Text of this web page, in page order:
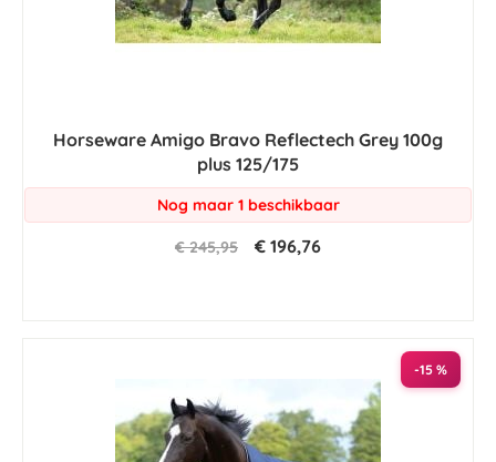
Horseware Amigo Bravo Reflectech Grey 100g
plus 125/175
Nog maar 1 beschikbaar
€ 245,95 € 196,76
-15 %